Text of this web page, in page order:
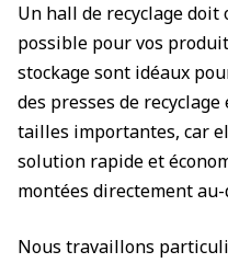
Un hall de recyclage
possible pour vos
stockage sont idéaux
des presses de recyclage
tailles importantes, car
solution rapide et
montées directement
Nous travaillons